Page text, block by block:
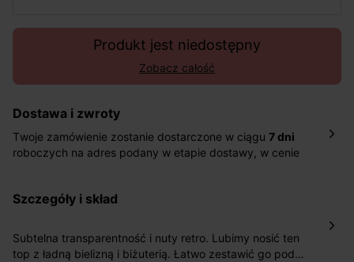
Produkt jest niedostępny
Zobacz całość
Dostawa i zwroty
Twoje zamówienie zostanie dostarczone w ciągu 7 dni
roboczych na adres podany w etapie dostawy, w cenie
pośrednictwem DHL Express.
roboczych do wybranego przez Ciebie paczkomatu , a
koszt przesyłki wynosi 9,40 zł.
szczegóły i skład
Subtelna transparentność i nuty retro. Lubimy nosić ten
top z ładną bielizną i biżuterią. Łatwo zestawić go pod